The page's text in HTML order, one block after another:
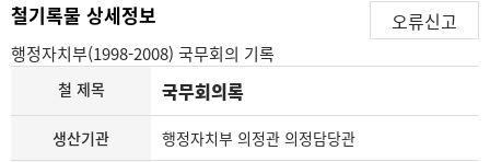
철기록물 상세정보 오류신고
행정자치부(1998-2008) 국무회의 기록
철 제목 국무회의록
생산기관 행정자치부 의정관 의정담당관